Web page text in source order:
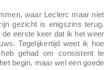
waar Leclerc maar niet
gezicht is enigszins terug.
eerste keer dat ik het weer
Tegelijkertijd weet ik hoe
gehad om consistent te
begin, maar wel een goede